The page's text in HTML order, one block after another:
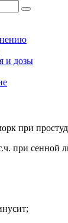
и дозы
при
при сенной